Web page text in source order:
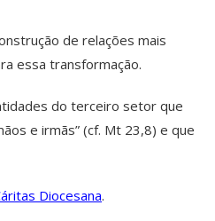
de relações mais
essa transformação.
do terceiro setor que
e irmãs” (cf. Mt 23,8) e que
Diocesana.